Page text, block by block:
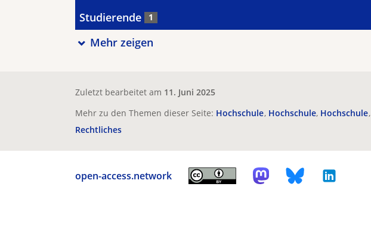
Studierende 1
Mehr zeigen
Zuletzt bearbeitet am 11. Juni 2025
Mehr zu den Themen dieser Seite: Hochschule Hochschule Hochschule
Rechtliches
open-access.network